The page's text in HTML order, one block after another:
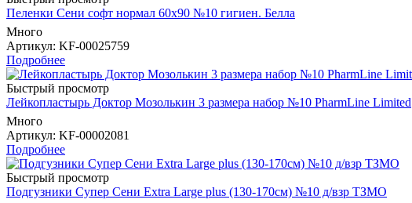
Пеленки Сени софт нормал 60х90 №10 гигиен. Белла
Много
Артикул: KF-00025759
Подробнее
Быстрый просмотр
Лейкопластырь Доктор Мозолькин 3 размера набор №10 PharmLine Limited
Много
Артикул: KF-00002081
Подробнее
Быстрый просмотр
Подгузники Супер Сени Extra Large plus (130-170см) №10 д/взр ТЗМО